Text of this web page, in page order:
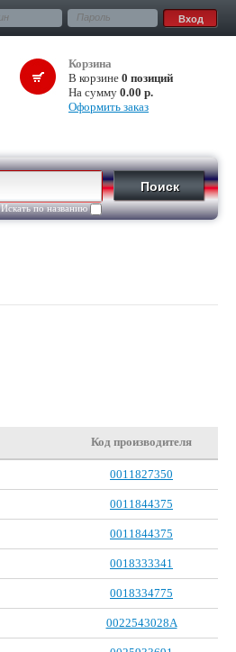
Корзина
В корзине 0 позиций
На сумму 0.00 р.
Оформить заказ
Искать по названию
Код производителя
0011827350
0011844375
0011844375
0018333341
0018334775
0022543028A